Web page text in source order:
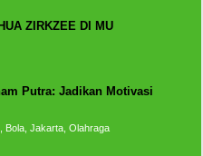
ZIRKZEE DI MU
Putra: Jadikan Motivasi
Bola, Jakarta, Olahraga